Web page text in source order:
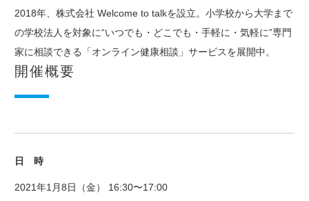
2018年、株式会社 Welcome to talkを設⽴。小学校から大学まで
の学校法人を対象に“いつでも・どこでも・手軽に・気軽に”専門
家に相談できる「オンライン健康相談」サービスを展開中。
開催概要
日 時
2021年1月8日（金） 16:30〜17:00